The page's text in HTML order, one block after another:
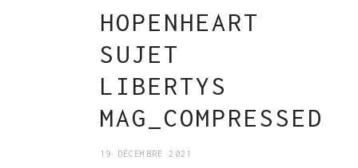
HOPENHEART
SUJET
LIBERTYS
MAG_COMPRESSED
19 DÉCEMBRE 2021